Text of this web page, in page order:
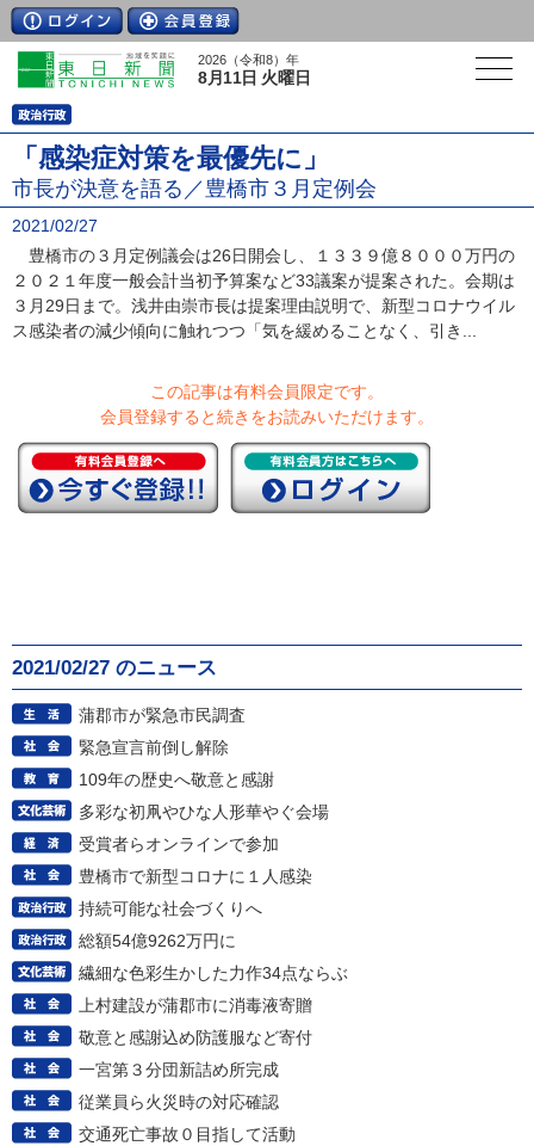
2026（令和8）年
8月11日 火曜日
「感染症対策を最優先に」
市長が決意を語る／豊橋市３月定例会
2021/02/27
豊橋市の３月定例議会は26日開会し、１３３９億８０００万円の
２０２１年度一般会計当初予算案など33議案が提案された。会期は
３月29日まで。浅井由崇市長は提案理由説明で、新型コロナウイル
ス感染者の減少傾向に触れつつ「気を緩めることなく、引き...
この記事は有料会員限定です。
会員登録すると続きをお読みいただけます。
2021/02/27 のニュース
蒲郡市が緊急市民調査
緊急宣言前倒し解除
109年の歴史へ敬意と感謝
多彩な初凧やひな人形華やぐ会場
受賞者らオンラインで参加
豊橋市で新型コロナに１人感染
持続可能な社会づくりへ
総額54億9262万円に
繊細な色彩生かした力作34点ならぶ
上村建設が蒲郡市に消毒液寄贈
敬意と感謝込め防護服など寄付
一宮第３分団新詰め所完成
従業員ら火災時の対応確認
交通死亡事故０目指して活動